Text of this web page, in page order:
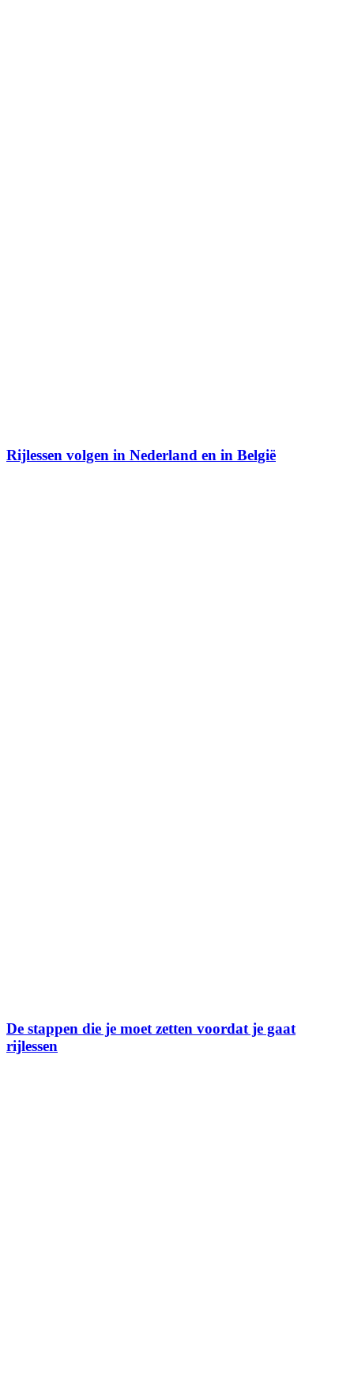
Rijlessen volgen in Nederland en in België
De stappen die je moet zetten voordat je gaat
rijlessen